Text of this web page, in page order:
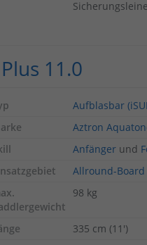
11.0
Aufblasbar
Aztron
Anfänger und
Allround-Board
98 kg
335 cm (11')